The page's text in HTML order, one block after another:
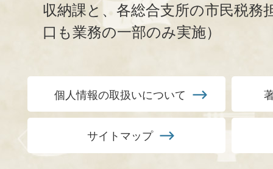
収納課と、 各総合支所の市民税務
口も業務の一部のみ実施）
個人情報の取扱いについて
サイトマップ